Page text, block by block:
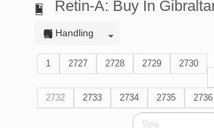
Retin-A: Buy In
Handling
1 2727 2728 2729
2730
2732
2733 2734 2735 2736